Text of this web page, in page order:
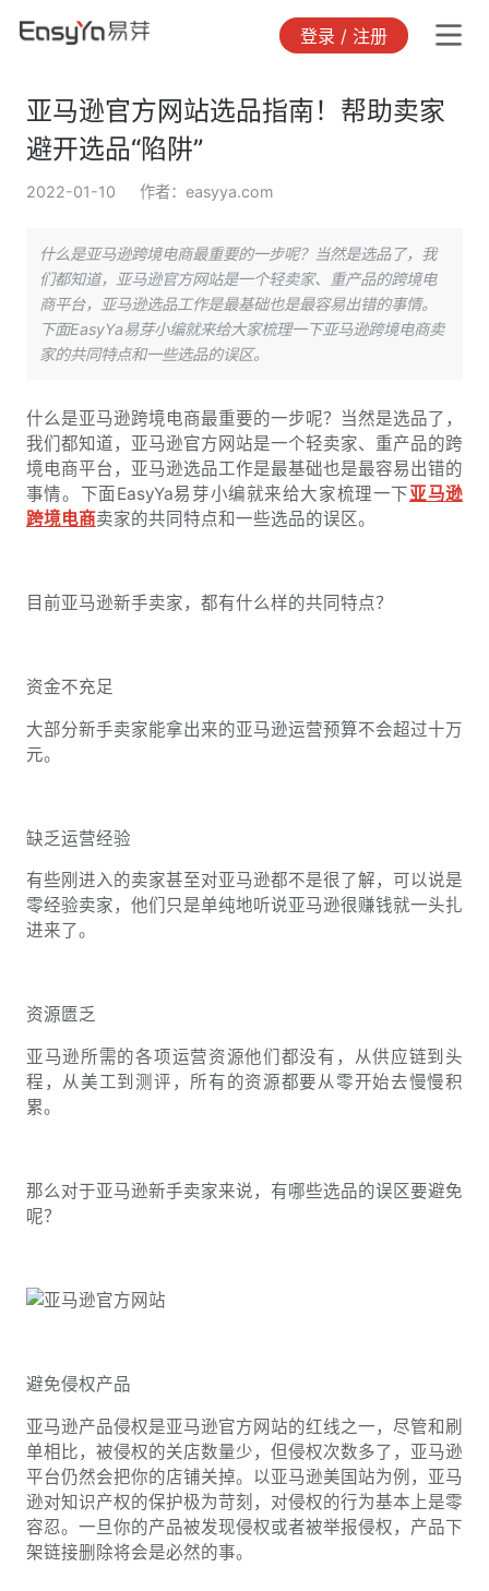
登录 / 注册
亚马逊官方网站选品指南！帮助卖家
避开选品“陷阱”
2022-01-10 作者：easyya.com
什么是亚马逊跨境电商最重要的一步呢？当然是选品了，我
们都知道，亚马逊官方网站是一个轻卖家、重产品的跨境电
商平台，亚马逊选品工作是最基础也是最容易出错的事情。
下面EasyYa易芽小编就来给大家梳理一下亚马逊跨境电商卖
家的共同特点和一些选品的误区。
什么是亚马逊跨境电商最重要的一步呢？当然是选品了，
我们都知道，亚马逊官方网站是一个轻卖家、重产品的跨
境电商平台，亚马逊选品工作是最基础也是最容易出错的
事情。下面EasyYa易芽小编就来给大家梳理一下亚马逊
跨境电商卖家的共同特点和一些选品的误区。
目前亚马逊新手卖家，都有什么样的共同特点？
资金不充足
大部分新手卖家能拿出来的亚马逊运营预算不会超过十万
元。
缺乏运营经验
有些刚进入的卖家甚至对亚马逊都不是很了解，可以说是
零经验卖家，他们只是单纯地听说亚马逊很赚钱就一头扎
进来了。
资源匮乏
亚马逊所需的各项运营资源他们都没有，从供应链到头
程，从美工到测评，所有的资源都要从零开始去慢慢积
累。
那么对于亚马逊新手卖家来说，有哪些选品的误区要避免
呢？
避免侵权产品
亚马逊产品侵权是亚马逊官方网站的红线之一，尽管和刷
单相比，被侵权的关店数量少，但侵权次数多了，亚马逊
平台仍然会把你的店铺关掉。以亚马逊美国站为例，亚马
逊对知识产权的保护极为苛刻，对侵权的行为基本上是零
容忍。一旦你的产品被发现侵权或者被举报侵权，产品下
架链接删除将会是必然的事。